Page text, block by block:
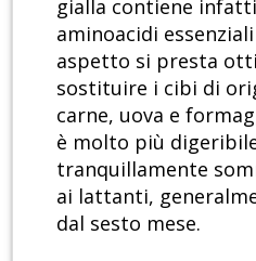
gialla contiene
aminoacidi
aspetto si presta
sostituire i cibi di
carne, uova e
è molto più
tranquillamente
ai lattanti,
dal sesto mese.